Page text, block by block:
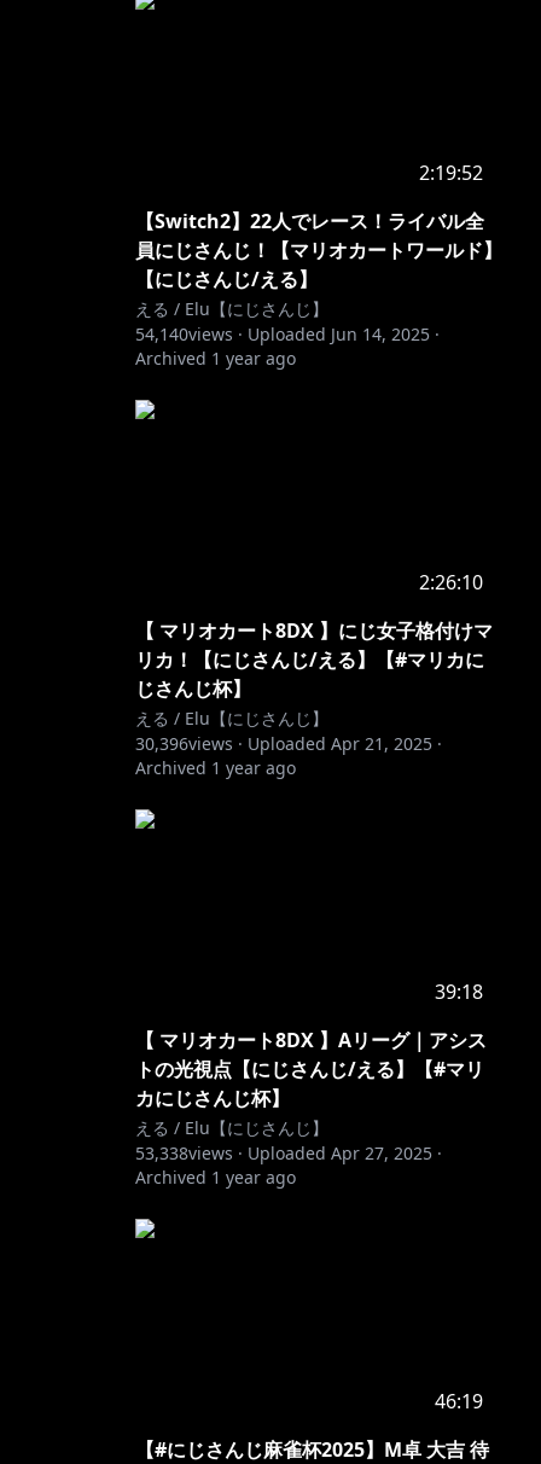
2:19:52
【Switch2】22人でレース！ライバル全
員にじさんじ！【マリオカートワールド】
【にじさんじ/える】
える / Elu【にじさんじ】
54,140views · Uploaded Jun 14, 2025 ·
Archived 1 year ago
2:26:10
【 マリオカート8DX 】にじ女子格付けマ
リカ！【にじさんじ/える】【#マリカに
じさんじ杯】
える / Elu【にじさんじ】
30,396views · Uploaded Apr 21, 2025 ·
Archived 1 year ago
39:18
【 マリオカート8DX 】Aリーグ｜アシス
トの光視点【にじさんじ/える】【#マリ
カにじさんじ杯】
える / Elu【にじさんじ】
53,338views · Uploaded Apr 27, 2025 ·
Archived 1 year ago
46:19
【#にじさんじ麻雀杯2025】M卓 大吉 待